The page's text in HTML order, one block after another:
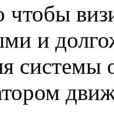
чтобы
и
системы